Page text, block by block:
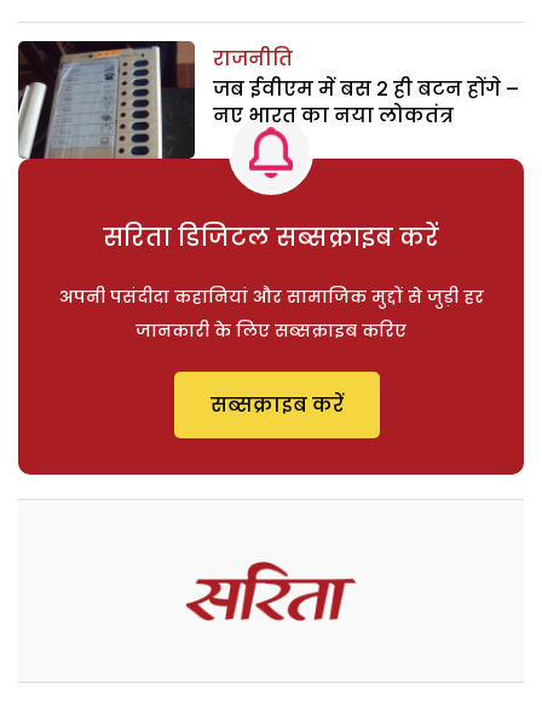
राजनीति
जब ईवीएम में बस 2 ही बटन होंगे –
नए भारत का नया लोकतंत्र
सरिता डिजिटल सब्सक्राइब करें
अपनी पसंदीदा कहानियां और सामाजिक मुद्दों से जुड़ी हर
जानकारी के लिए सब्सक्राइब करिए
सब्सक्राइब करें